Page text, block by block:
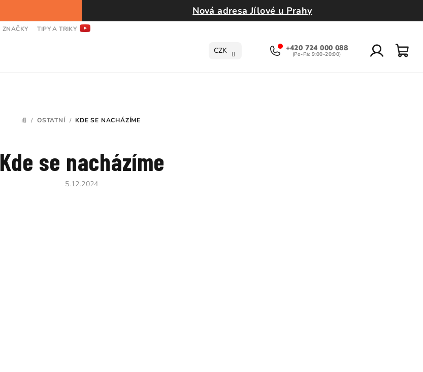
Nová adresa Jílové u Prahy
ZNAČKY TIPY A TRIKY
CZK +420 724 000 088
DOMŮ
/ OSTATNÍ / KDE SE NACHÁZÍME
Kde se nacházíme
5.12.2024